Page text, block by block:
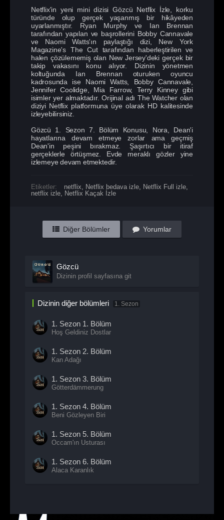
Netflix'in yeni mini dizisi Gözcü Netflix İzle, korku
türünde olup gerçek yaşanmış bir hikâyeden
uyarlanmıştır. Ryan Murphy ve Ian Brennan
tarafından yapılan ve başrollerini Bobby Cannavale
ve Naomi Watts'ın paylaştığı dizi, New York
Magazine's The Cut tarafından haberleştirilen ve
halen çözülememiş olan New Jersey'deki gerçek bir
takip vakasını konu alıyor. Dizinin yönetmen
koltuğunda Ian Brennan oturuken oyuncu
kadrosunda ise Naomi Watts, Bobby Cannavale,
Jennifer Coolidge, Mia Farrow, Terry Kinney gibi
isimler yer almaktadır. Orijinal adı The Watcher olan
diziyi Netflix platformuna üye olarak HD kalitesinde
izleyebilirsiniz.
Gözcü 1. Sezon 7. Bölüm Konusu, Nora, Dean'i
hayatlarına devam etmeye zorlar ama geçmiş
Dean'in peşini bırakmaz. Şaşırtıcı bir itiraf
gerçeklerle örtüşmez. Evde meraklı gözler yine
izlemeye devam etmektedir.
Etiketler: netflix Netflix bedava izle Netflix Full izle
netflix izle Netflix Kaçak İzle
Diğer Bölümler Yorumlar
Gözcü
Dizinin profil sayfasına git
Dizinin diğer bölümleri 1. Sezon
1. Sezon 1. Bölüm
Hoş Geldiniz Dostlar
1. Sezon 2. Bölüm
Kan Adağı
1. Sezon 3. Bölüm
Götterdämmerung
1. Sezon 4. Bölüm
Beni Gözleyen Biri
1. Sezon 5. Bölüm
Occam'ın Usturası
1. Sezon 6. Bölüm
Alaca Karanlık